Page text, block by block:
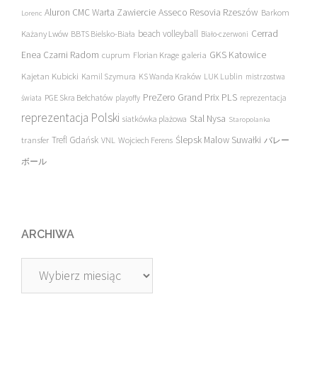
Lorenc Aluron CMC Warta Zawiercie Asseco Resovia Rzeszów Barkom
Każany Lwów BBTS Bielsko-Biała beach volleyball Biało-czerwoni Cerrad
Enea Czarni Radom cuprum Florian Krage galeria GKS Katowice
Kajetan Kubicki Kamil Szymura KS Wanda Kraków LUK Lublin mistrzostwa
świata PGE Skra Bełchatów playoffy PreZero Grand Prix PLS reprezentacja
reprezentacja Polski siatkówka plażowa Stal Nysa Staropolanka
transfer Trefl Gdańsk VNL Wojciech Ferens Ślepsk Malow Suwałki バレー
ボール
ARCHIWA
Archiwa